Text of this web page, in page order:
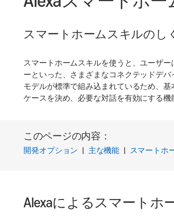
スマートデバイスを
スマートホームスキルのし
スマートホームスキルを使うと、ユーザ
ーといった、さまざまなコネクテッドデ
モデルが標準で組み込まれているため、
ケースを決め、必要な対話を有効にする機
このページの内容：
開発オプション | 主な機能 | スマートホ
Alexaによるスマートホ